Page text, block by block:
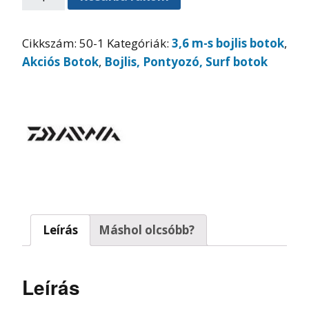
Cikkszám: 50-1 Kategóriák: 3,6 m-s bojlis botok,
Akciós Botok, Bojlis, Pontyozó, Surf botok
Leírás Máshol olcsóbb?
Leírás